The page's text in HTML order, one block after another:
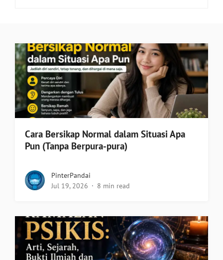
Cara Bersikap Normal dalam Situasi Apa
Pun (Tanpa Berpura-pura)
PinterPandai
Jul 19, 2026
8 min read